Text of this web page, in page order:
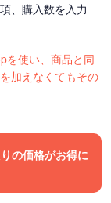
、購入数を入力
を使い、商品と同
加えなくてもその
の価格がお得に